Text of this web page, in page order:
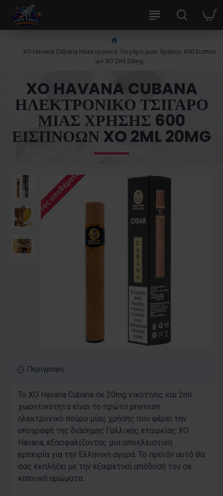
XO Havana Cubana Ηλεκτρονικό Τσιγάρο μιας Χρήσης 600 Εισπνο
ών XO 2ml 20mg
XO HAVANA CUBANA
ΗΛΕΚΤΡΟΝΙΚΌ ΤΣΙΓΆΡΟ
ΜΙΑΣ ΧΡΉΣΗΣ 600
ΕΙΣΠΝΟΏΝ XO 2ML 20MG
Εκτός αποθέματος
Περιγραφή
Το XO Havana Cubana σε 20mg νικοτίνης και 2ml
χωρητικότητα είναι το πρώτο premium
ηλεκτρονικό πούρο μίας χρήσης που φέρει την
υπογραφή της διάσημης Γαλλικής εταιρείας XO
Havana, εξασφαλίζοντας μια αποκλειστική
εμπειρία για την Ελληνική αγορά. Το προϊόν αυτό θα
σας εκπλήξει με την εξαιρετική απόδοσή του σε
καπνικά αρώματα.